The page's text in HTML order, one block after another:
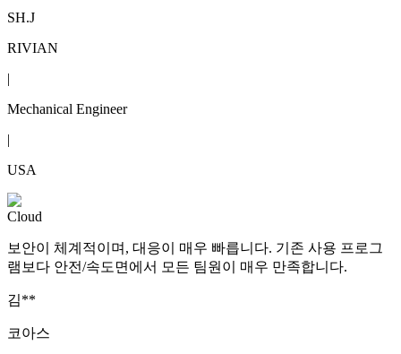
SH.J
RIVIAN
|
Mechanical Engineer
|
USA
Cloud
보안이 체계적이며, 대응이 매우 빠릅니다. 기존 사용 프로그
램보다 안전/속도면에서 모든 팀원이 매우 만족합니다.
김**
코아스